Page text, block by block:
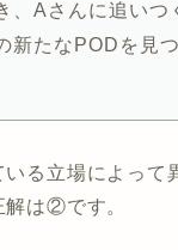
、Aさんに追いつ
新たなPODを見
いる立場によって
解は②です。